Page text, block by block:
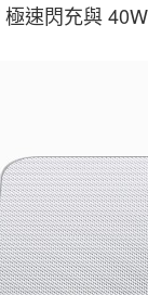
速閃充與